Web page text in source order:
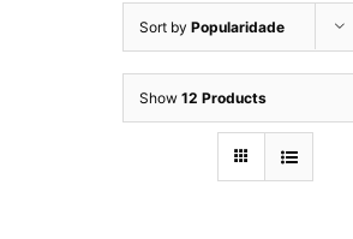
Sort by Popularidade
Show 12 Products